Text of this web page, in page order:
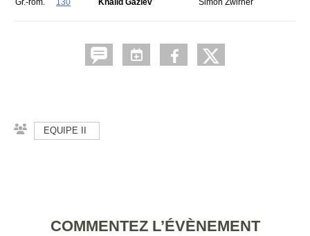
Gr.-röm.
130 Khalid Gaziev Simon Zwirner
EQUIPE II
COMMENTEZ L’ÉVÈNEMENT